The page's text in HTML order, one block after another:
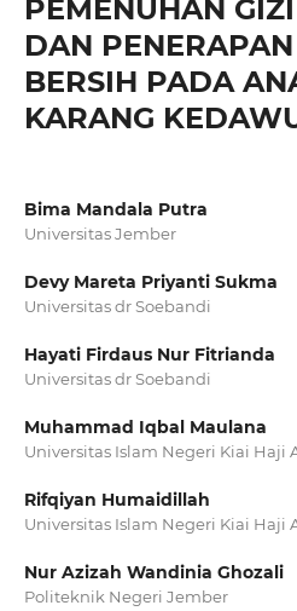
PEMENUHAN
DAN
BERSIH PADA
KARANG
Bima Mandala Putra
Universitas Jember
Devy Mareta Priyanti Sukma
Universitas dr Soebandi
Hayati Firdaus Nur Fitrianda
Universitas dr Soebandi
Muhammad Iqbal Maulana
Universitas Islam Negeri Kiai Haji
Rifqiyan Humaidillah
Universitas Islam Negeri Kiai Haji
Nur Azizah Wandinia Ghozali
Politeknik Negeri Jember